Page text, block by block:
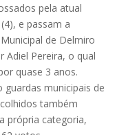
pela atual
e passam a
de Delmiro
Adiel Pereira, o qual
quase 3 anos.
guardas municipais de
também
própria categoria,